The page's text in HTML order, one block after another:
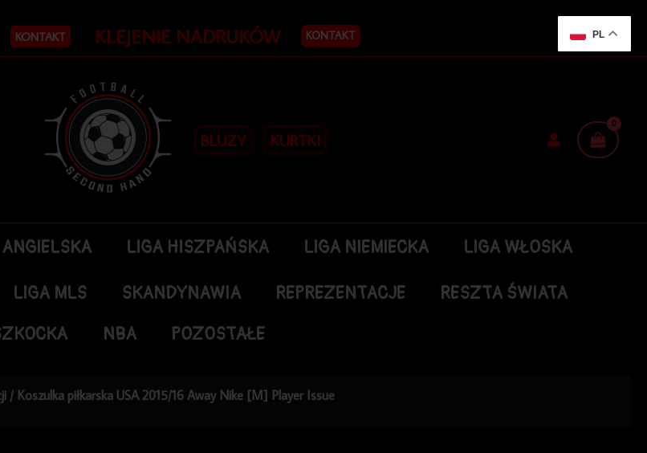
KONTAKT KLEJENIE NADRUKÓW KONTAKT
BLUZY KURTKI
LIGA HISZPAŃSKA LIGA NIEMIECKA LIGA WŁOSKA
LIGA MLS SKANDYNAWIA REPREZENTACJE
RESZTA ŚWIATA
NBA POZOSTAŁE
/ Koszulka piłkarska USA 2015/16 Away Nike [M] Player Issue
PL